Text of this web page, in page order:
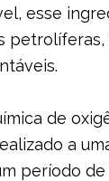
esse
petrolíferas,
de
a
período de